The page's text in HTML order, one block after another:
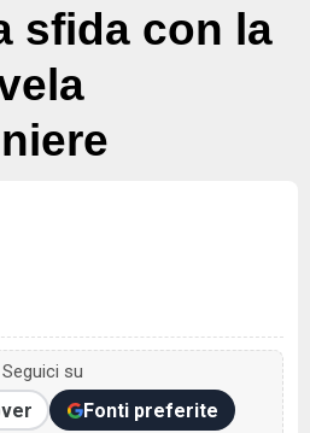
sfida con la
Seguici su
Fonti preferite